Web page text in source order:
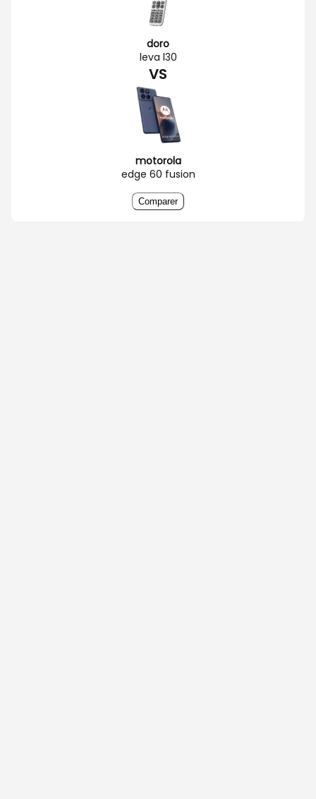
doro
leva l30
VS
motorola
edge 60 fusion
Comparer